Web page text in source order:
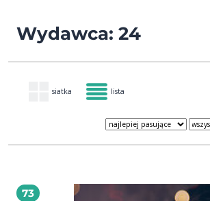
Wydawca: 24
siatka lista
73